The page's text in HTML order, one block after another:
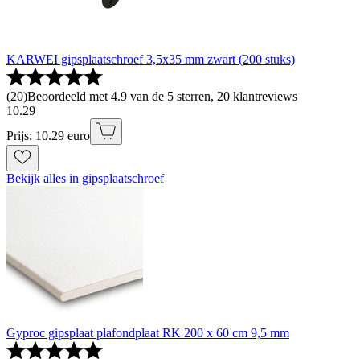
KARWEI gipsplaatschroef 3,5x35 mm zwart (200 stuks)
(20)Beoordeeld met 4.9 van de 5 sterren, 20 klantreviews
10.29
Prijs: 10.29 euro
Bekijk alles in gipsplaatschroef
Gyproc gipsplaat plafondplaat RK 200 x 60 cm 9,5 mm